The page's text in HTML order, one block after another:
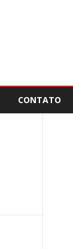
CONTATO